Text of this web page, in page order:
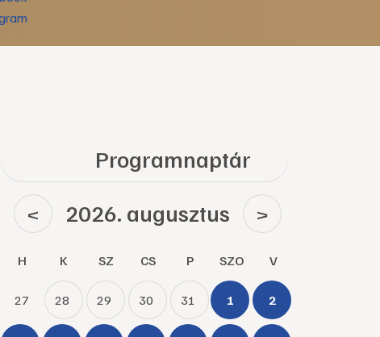
Programnaptár
< 2026. augusztus >
H K SZ CS P SZO V
27 28 29 30 31 1 2